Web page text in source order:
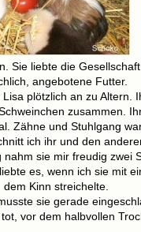
Sie liebte die
angebotene Futter.
plötzlich an zu Altern.
zusammen.
Zähne und Stuhlgang
ich ihr und den
nahm sie mir freudig zwei
es, wenn ich sie mit
dem Kinn streichelte.
sie gerade
vor dem halbvollen